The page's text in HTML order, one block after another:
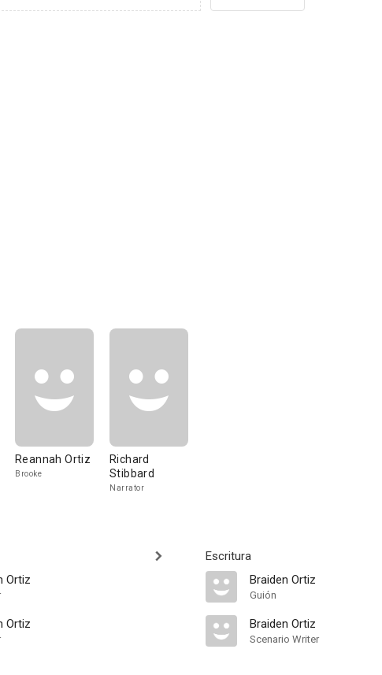
Reannah Ortiz
Brooke
Richard
Stibbard
Narrator
Ortiz
Ortiz
Escritura
Braiden Ortiz
Guión
Braiden Ortiz
Scenario Writer